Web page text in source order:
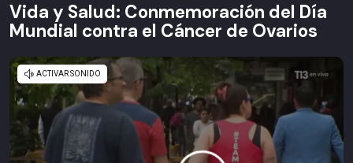
Vida y Salud: Conmemoración del Día
Mundial contra el Cáncer de Ovarios